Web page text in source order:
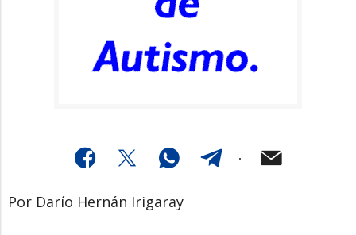
Por Darío Hernán Irigaray